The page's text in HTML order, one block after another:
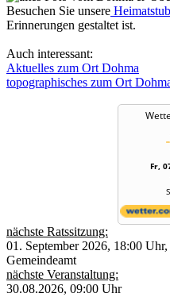
Besuchen Sie unsere
Erinnerungen gestaltet ist.
Auch interessant:
Aktuelles zum Ort Dohma
topographisches zum Ort
Fr,
nächste Ratssitzung:
01. September 2026, 18:00
Gemeindeamt
nächste Veranstaltung:
30.08.2026, 09:00 Uhr